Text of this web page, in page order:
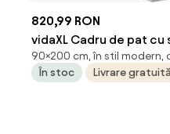
820,99 RON
vidaXL Cadru de pat cu
Sonoma 90 x 200 cm
90×200 cm, în stil modern,
În stoc
Livrare gratuită